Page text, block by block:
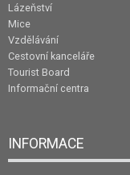
Lázeňství
Mice
Vzdělávání
Cestovní kanceláře
Tourist Board
Informační centra
INFORMACE